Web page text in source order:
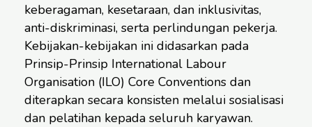
keberagaman, kesetaraan, dan inklusivitas,
anti-diskriminasi, serta perlindungan pekerja.
Kebijakan-kebijakan ini didasarkan pada
Prinsip-Prinsip International Labour
Organisation (ILO) Core Conventions dan
diterapkan secara konsisten melalui sosialisasi
dan pelatihan kepada seluruh karyawan.